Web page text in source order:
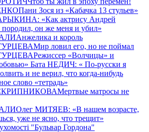
Пани Зося из «Кабачка 13 стульев»
«Как актрису Андрей
он же меня и убил»
Анжелика и король
Мир ловил его, но не поймал
Режиссер «Волчицы» и
Бата НЕДИЧ: « По-русски я
и не верил, что когда-нибудь
слово «тетрадь»
Мертвые матросы не
Олег МИТЯЕВ: «В нашем возрасте,
уже не ясно, что трещит»
"Бульвар Гордона"